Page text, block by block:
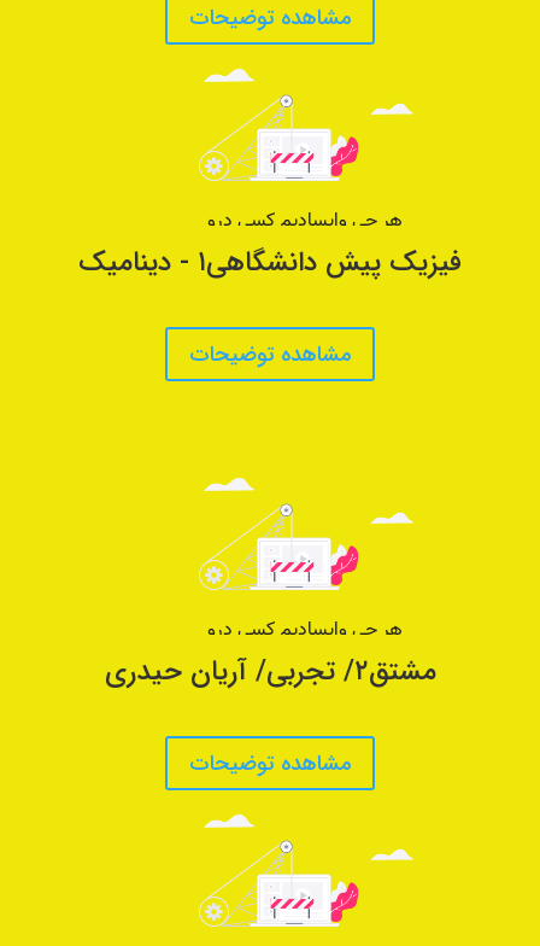
مشاهده توضیحات
فیزیک پیش دانشگاهی۱ - دینامیک
مشاهده توضیحات
مشتق۲/ تجربی/ آریان حیدری
مشاهده توضیحات